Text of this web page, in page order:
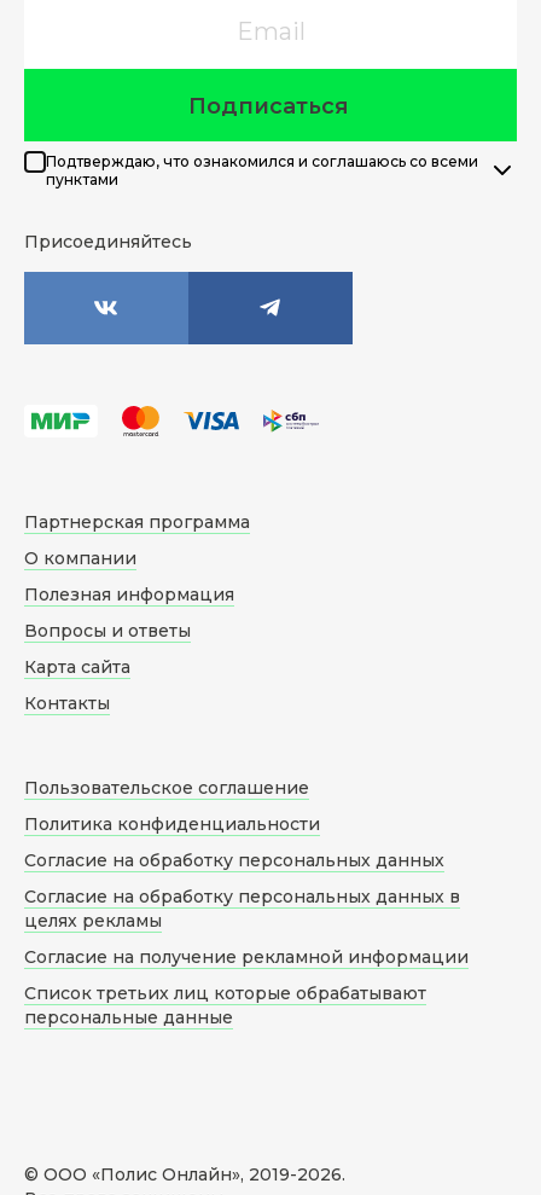
Подписаться
Подтверждаю, что ознакомился и соглашаюсь со всеми
пунктами
Присоединяйтесь
© ООО «Полис Онлайн», 2019-2026.
Партнерская программа
О компании
Полезная информация
Вопросы и ответы
Карта сайта
Контакты
Пользовательское соглашение
Политика конфиденциальности
Согласие на обработку персональных данных
Согласие на обработку персональных данных в
целях рекламы
Согласие на получение рекламной информации
Список третьих лиц которые обрабатывают
персональные данные